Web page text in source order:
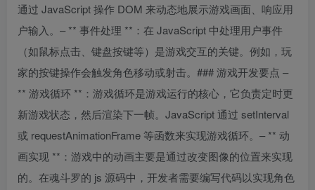
通过 JavaScript 操作 DOM 来动态地展示游戏画面、响应用
户输入。– ** 事件处理 **：在 JavaScript 中处理用户事件
（如鼠标点击、键盘按键等）是游戏交互的关键。例如，玩
家的按键操作会触发角色移动或射击。### 游戏开发要点 –
** 游戏循环 **：游戏循环是游戏运行的核心，它负责定时更
新游戏状态，然后渲染下一帧。JavaScript 通过 setInterval
或 requestAnimationFrame 等函数来实现游戏循环。– ** 动
画实现 **：游戏中的动画主要是通过改变图像的位置来实现
的。在魂斗罗的 js 源码中，开发者需要编写代码以实现角色